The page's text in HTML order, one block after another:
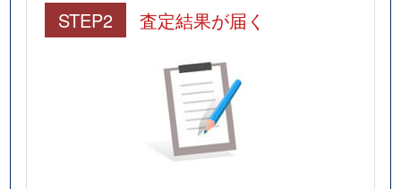
STEP2 査定結果が届く